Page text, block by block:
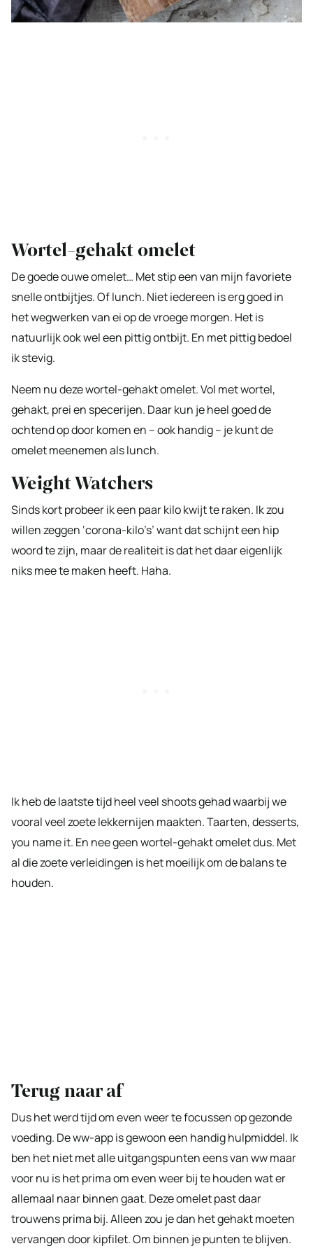
Wortel-gehakt omelet
De goede ouwe omelet… Met stip een van mijn favoriete
snelle ontbijtjes. Of lunch. Niet iedereen is erg goed in
het wegwerken van ei op de vroege morgen. Het is
natuurlijk ook wel een pittig ontbijt. En met pittig bedoel
ik stevig.
Neem nu deze wortel-gehakt omelet. Vol met wortel,
gehakt, prei en specerijen. Daar kun je heel goed de
ochtend op door komen en – ook handig – je kunt de
omelet meenemen als lunch.
Weight Watchers
Sinds kort probeer ik een paar kilo kwijt te raken. Ik zou
willen zeggen ‘corona-kilo’s’ want dat schijnt een hip
woord te zijn, maar de realiteit is dat het daar eigenlijk
niks mee te maken heeft. Haha.
Ik heb de laatste tijd heel veel shoots gehad waarbij we
vooral veel zoete lekkernijen maakten. Taarten, desserts,
you name it. En nee geen wortel-gehakt omelet dus. Met
al die zoete verleidingen is het moeilijk om de balans te
houden.
Terug naar af
Dus het werd tijd om even weer te focussen op gezonde
voeding. De ww-app is gewoon een handig hulpmiddel. Ik
ben het niet met alle uitgangspunten eens van ww maar
voor nu is het prima om even weer bij te houden wat er
allemaal naar binnen gaat. Deze omelet past daar
trouwens prima bij. Alleen zou je dan het gehakt moeten
vervangen door kipfilet. Om binnen je punten te blijven.